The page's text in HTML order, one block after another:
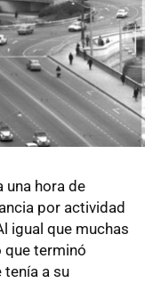
una hora de
por actividad
igual que muchas
que terminó
a su